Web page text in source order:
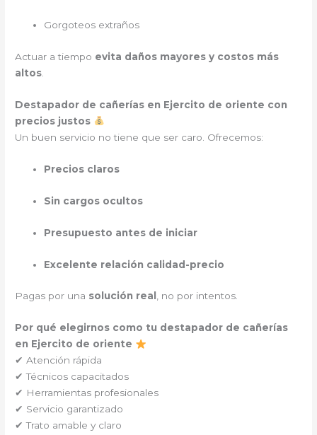
Gorgoteos extraños
Actuar a tiempo evita daños mayores y costos más
altos
Destapador de cañerías en Ejercito de oriente con
precios justos
Un buen servicio no tiene que ser caro. Ofrecemos:
Precios claros
Sin cargos ocultos
Presupuesto antes de iniciar
Excelente relación calidad-precio
Pagas por una solución real , no por intentos.
Por qué elegirnos como tu destapador de cañerías
en Ejercito de oriente
✔ Atención rápida
✔ Técnicos capacitados
✔ Herramientas profesionales
✔ Servicio garantizado
✔ Trato amable y claro